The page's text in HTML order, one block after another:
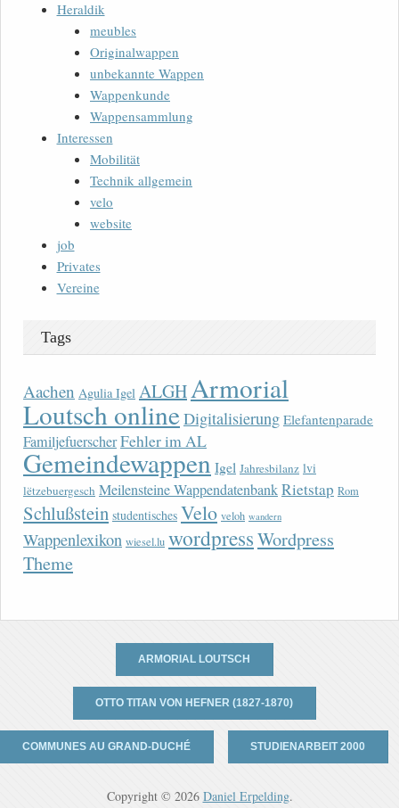
Heraldik
meubles
Originalwappen
unbekannte Wappen
Wappenkunde
Wappensammlung
Interessen
Mobilität
Technik allgemein
velo
website
job
Privates
Vereine
Tags
Aachen Agulia Igel ALGHArmorial
Loutsch onlineDigitalisierung Elefantenparade
FamiljefuerscherFehler im AL
Gemeindewappen Igel Jahresbilanz lvi
lëtzebuergesch Meilensteine WappendatenbankRietstap Rom
Schlußstein studentisches Velo veloh wandern
Wappenlexikon wiesel.lu wordpressWordpress
Theme
ARMORIAL LOUTSCH
OTTO TITAN VON HEFNER (1827-1870)
COMMUNES AU GRAND-DUCHÉ STUDIENARBEIT 2000
Copyright © 2026 Daniel Erpelding.